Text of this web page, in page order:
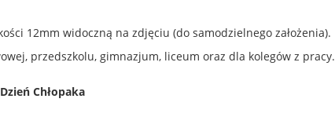
12mm widoczną na zdjęciu (do samodzielnego założenia).
przedszkolu, gimnazjum, liceum oraz dla kolegów z pracy.
Chłopaka